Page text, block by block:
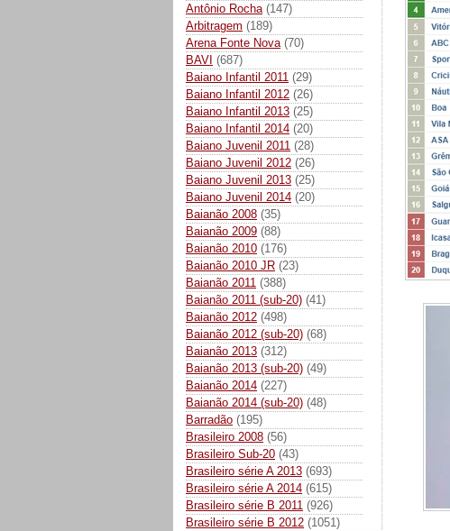
Antônio Rocha (147)
Arbitragem (189)
Arena Fonte Nova (70)
BAVI (687)
Baiano Infantil 2011 (29)
Baiano Infantil 2012 (26)
Baiano Infantil 2013 (25)
Baiano Infantil 2014 (20)
Baiano Juvenil 2011 (28)
Baiano Juvenil 2012 (26)
Baiano Juvenil 2013 (25)
Baiano Juvenil 2014 (20)
Baianão 2008 (35)
Baianão 2009 (88)
Baianão 2010 (176)
Baianão 2010 JR (23)
Baianão 2011 (388)
Baianão 2011 (sub-20) (41)
Baianão 2012 (498)
Baianão 2012 (sub-20) (68)
Baianão 2013 (312)
Baianão 2013 (sub-20) (49)
Baianão 2014 (227)
Baianão 2014 (sub-20) (48)
Barradão (195)
Brasileiro 2008 (56)
Brasileiro Sub-20 (43)
Brasileiro série A 2013 (693)
Brasileiro série A 2014 (615)
Brasileiro série B 2011 (926)
Brasileiro série B 2012 (1051)